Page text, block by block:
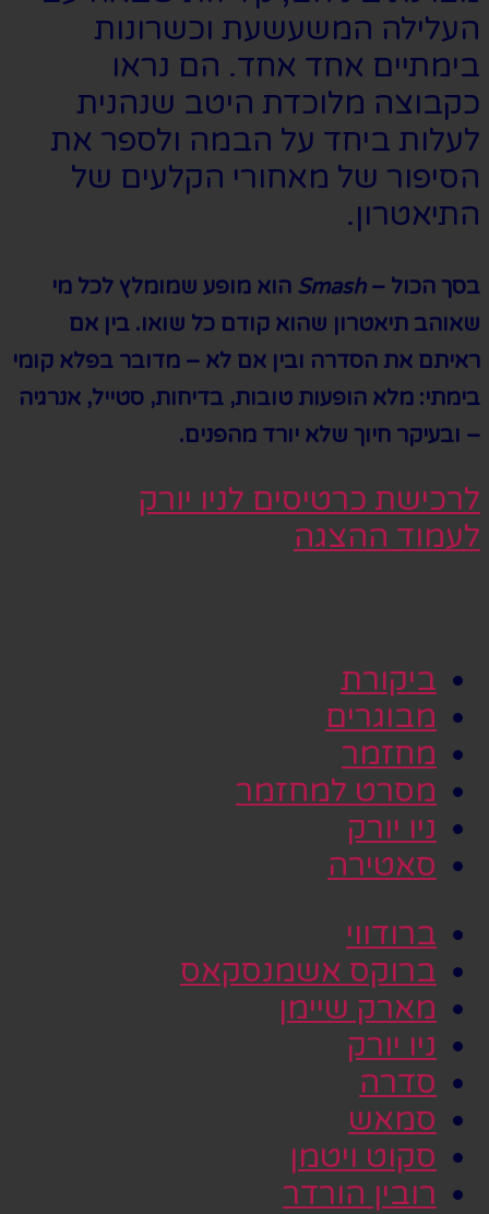
העלילה המשעשעת וכשרונות
בימתיים אחד אחד. הם נראו
כקבוצה מלוכדת היטב שנהנית
לעלות ביחד על הבמה ולספר את
הסיפור של מאחורי הקלעים של
התיאטרון.
בסך הכול –Smash הוא מופע שמומלץ לכל מי
שאוהב תיאטרון שהוא קודם כל שואו. בין אם
ראיתם את הסדרה ובין אם לא – מדובר בפלא קומי
בימתי: מלא הופעות טובות, בדיחות, סטייל, אנרגיה
– ובעיקר חיוך שלא יורד מהפנים.
לרכישת כרטיסים לניו יורק
לעמוד ההצגה
ביקורת
מבוגרים
מחזמר
מסרט למחזמר
ניו יורק
סאטירה
ברודווי
ברוקס אשמנסקאס
מארק שיימן
ניו יורק
סדרה
סמאש
סקוט ויטמן
רובין הורדר